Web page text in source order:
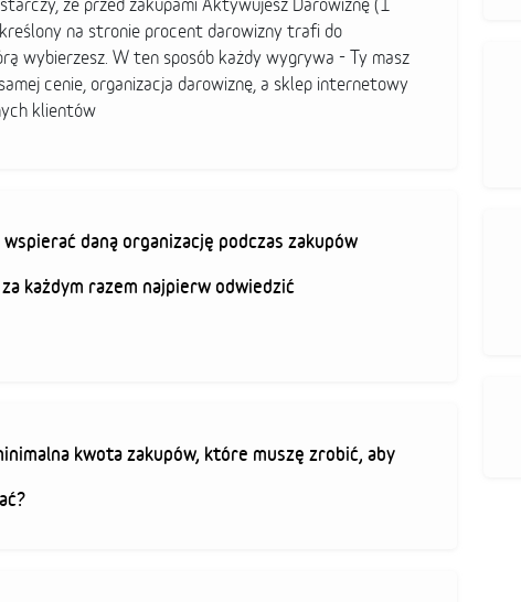
że przed zakupami Aktywujesz Darowiznę (1
na stronie procent darowizny trafi do
wybierzesz. W ten sposób każdy wygrywa - Ty masz
cenie, organizacja darowiznę, a sklep internetowy
klientów
daną organizację podczas zakupów
każdym razem najpierw odwiedzić
kwota zakupów, które muszę zrobić, aby